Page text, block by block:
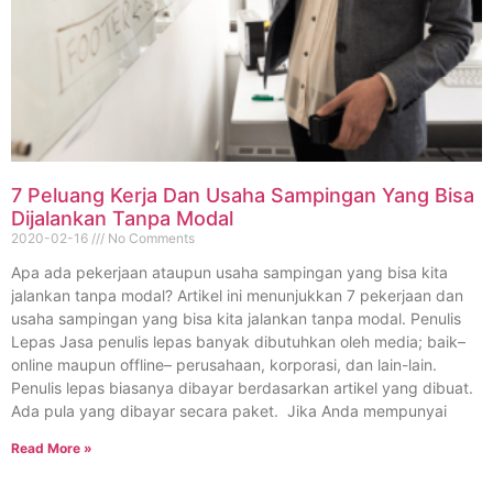
7 Peluang Kerja Dan Usaha Sampingan Yang Bisa
Dijalankan Tanpa Modal
2020-02-16 No Comments
Apa ada pekerjaan ataupun usaha sampingan yang bisa kita
jalankan tanpa modal? Artikel ini menunjukkan 7 pekerjaan dan
usaha sampingan yang bisa kita jalankan tanpa modal. Penulis
Lepas Jasa penulis lepas banyak dibutuhkan oleh media; baik–
online maupun offline– perusahaan, korporasi, dan lain-lain.
Penulis lepas biasanya dibayar berdasarkan artikel yang dibuat.
Ada pula yang dibayar secara paket. Jika Anda mempunyai
Read More »